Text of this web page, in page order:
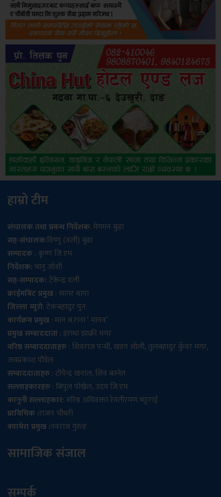
हाम्रो टीम
संचालक तथा प्रबन्ध निर्देशक: मेगमन बुढा
सह-संचालक:विष्णु (वली) बुढा
सम्पादक: कृष्ण जि.एम
निर्देशक:भानु जोशी
सह-सम्पादक:टेकेन्द्र वली
क्राईमबिट प्रमुख: सागर थापा
जिल्ला ब्युरो: टेकबहादुर पुन
कार्यक्रम प्रमुख: मान ब.राना ‘ मानव’
प्रमुख सम्बाददाता: इराधा झाक्री मगर
वरिष्ठ सम्बाददाताहरु: शिवराज पन्थी, खडग ओली, तुलबहादुर कुँवर मगर,
जयप्रकाश पौडेल
सम्बाददाताहरु: टोपेन्द्र खनाल, शिव बस्नेत
सल्लाहकारहरु: बिपुल पोख्रेल, उदय जि.एम
कानुनी सल्लाहकार: वरिष्ठ अधिवक्ता रेवतीरमण भट्टराई
प्राविधिक :राजन चौधरी
क्यामेरा प्रमुख :नवराज गुरुङ
सामाजिक संजाल